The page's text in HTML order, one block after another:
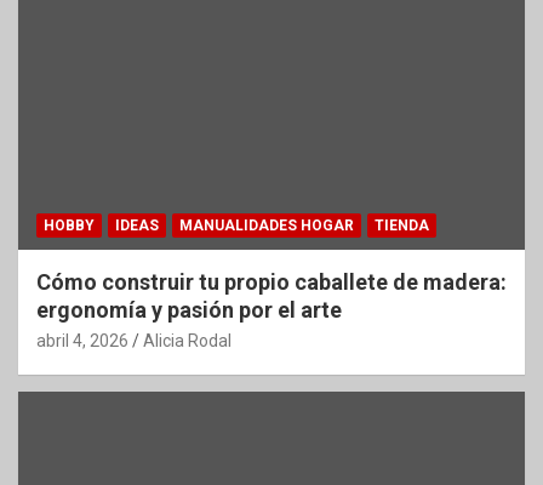
HOBBY IDEAS MANUALIDADES HOGAR TIENDA
Cómo construir tu propio caballete de madera:
ergonomía y pasión por el arte
abril 4, 2026 Alicia Rodal